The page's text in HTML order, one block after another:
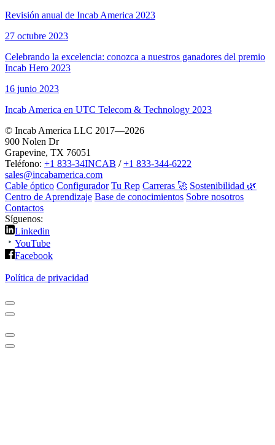
Revisión anual de Incab America 2023
27 octubre 2023
Celebrando la excelencia: conozca a nuestros ganadores del premio
Incab Hero 2023
16 junio 2023
Incab America en UTC Telecom & Technology 2023
© Incab America LLC 2017—2026
900 Nolen Dr
Grapevine, TX 76051
Teléfono: +1 833-34INCAB /+1 833-344-6222
sales@incabamerica.com
Cable óptico Configurador Tu Rep Carreras 🚀 Sostenibilidad 🌿
Centro de Aprendizaje Base de conocimientos Sobre nosotros
Contactos
Síguenos:
Linkedin
YouTube
Facebook
Política de privacidad